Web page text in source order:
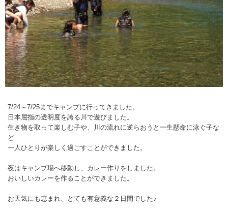
7/24～7/25までキャンプに行ってきました。
日本屈指の透明度を誇る川で遊びました。
生き物を取って楽しむ子や、川の流れに逆らおうと一生懸命に泳ぐ子な
ど
一人ひとりが楽しく過ごすことができました。
夜はキャンプ場へ移動し、カレー作りをしました。
おいしいカレーを作ることができました。
お天気にも恵まれ、とても有意義な２日間でした♪